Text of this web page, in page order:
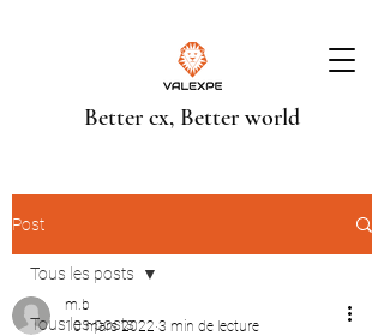
Better cx, Better world
Post
Tous les posts
Tous les posts
m.b
10 mars 2022 3 min de lecture